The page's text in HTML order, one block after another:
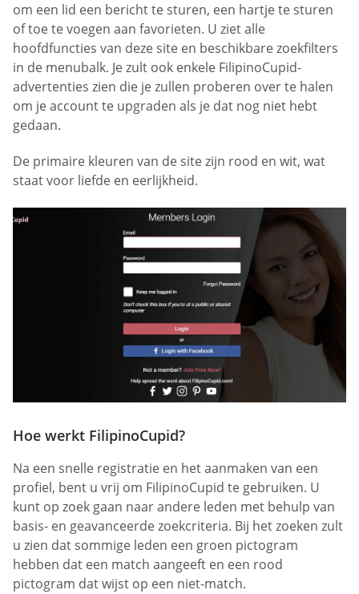
om een lid een bericht te sturen, een hartje te sturen
of toe te voegen aan favorieten. U ziet alle
hoofdfuncties van deze site en beschikbare zoekfilters
in de menubalk. Je zult ook enkele FilipinoCupid-
advertenties zien die je zullen proberen over te halen
om je account te upgraden als je dat nog niet hebt
gedaan.
De primaire kleuren van de site zijn rood en wit, wat
staat voor liefde en eerlijkheid.
Hoe werkt FilipinoCupid?
Na een snelle registratie en het aanmaken van een
profiel, bent u vrij om FilipinoCupid te gebruiken. U
kunt op zoek gaan naar andere leden met behulp van
basis- en geavanceerde zoekcriteria. Bij het zoeken zult
u zien dat sommige leden een groen pictogram
hebben dat een match aangeeft en een rood
pictogram dat wijst op een niet-match.